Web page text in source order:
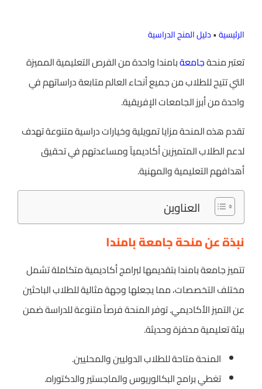
الرئيسية•دليل المنح الدراسية
تعتبر منحةجامعةبامندا واحدة من الفرص التعليمية المميزة
التي تتيح للطلاب من جميع أنحاء العالم متابعة دراساتهم في
واحدة من أبرز الجامعات الإفريقية.
تقدم هذه المنحة مزايا تمويلية وخيارات دراسية متنوعة تهدف
لدعم الطلاب المتميزين أكاديمياً ومساعدتهم في تحقيق
أهدافهم التعليمية والمهنية.
العناوين
نبذة عن منحة جامعة بامندا
تتميز جامعة بامندا بتقديمها لبرامج أكاديمية متكاملة تشمل
مختلف التخصصات، مما يجعلها وجهة مثالية للطلاب الباحثين
عن التميز الأكاديمي. توفر المنحة فرصاً متنوعة للدراسة ضمن
بيئة تعليمية محفزة وحديثة.
المنحة متاحة للطلاب الدوليين والمحليين.
تغطي برامج البكالوريوس والماجستير والدكتوراه.